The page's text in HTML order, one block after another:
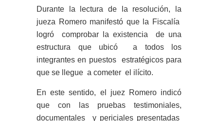
Durante la lectura de la resolución, la
jueza Romero manifestó que la Fiscalía
logró comprobar la existencia de una
estructura que ubicó a todos los
integrantes en puestos estratégicos para
que se llegue a cometer el ilícito.
En este sentido, el juez Romero indicó
que con las pruebas testimoniales,
documentales y periciales presentadas